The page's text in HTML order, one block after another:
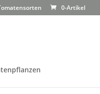
0-Artikel